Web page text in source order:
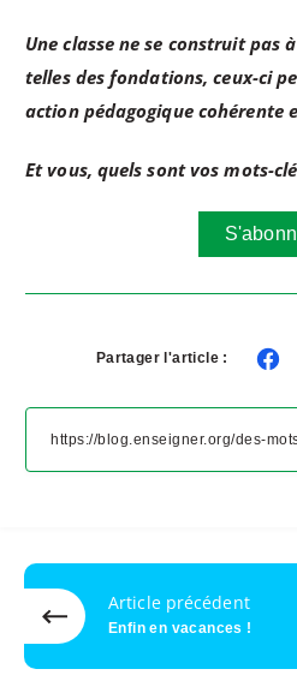
Une classe ne se construit pas
telles des fondations, ceux-ci
action pédagogique cohérente
Et vous, quels sont vos mots-
Partager l'article :
Article précédent
Enfin en vacances !